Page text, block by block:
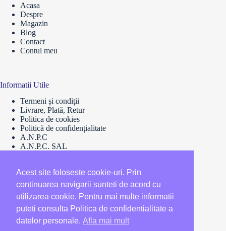
Acasa
Despre
Magazin
Blog
Contact
Contul meu
Informatii Utile
Termeni și condiții
Livrare, Plată, Retur
Politica de cookies
Politică de confidențialitate
A.N.P.C
A.N.P.C. SAL
Acest site foloseste cookie-uri. Prin
continuarea navigarii sunteti de acord cu
utilizarea cookie. Pentru mai multe informatii
puteti consulta Politica de confidentialitate a
datelor personale. Afla mai mult